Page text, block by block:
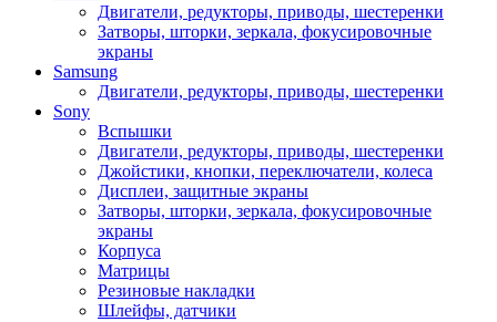
Двигатели, редукторы, приводы, шестеренки
Затворы, шторки, зеркала, фокусировочные
экраны
Samsung
Двигатели, редукторы, приводы, шестеренки
Sony
Вспышки
Двигатели, редукторы, приводы, шестеренки
Джойстики, кнопки, переключатели, колеса
Дисплеи, защитные экраны
Затворы, шторки, зеркала, фокусировочные
экраны
Корпуса
Матрицы
Резиновые накладки
Шлейфы, датчики